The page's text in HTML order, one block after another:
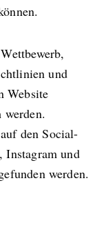
und
Website
den Social-
Instagram und
werden.